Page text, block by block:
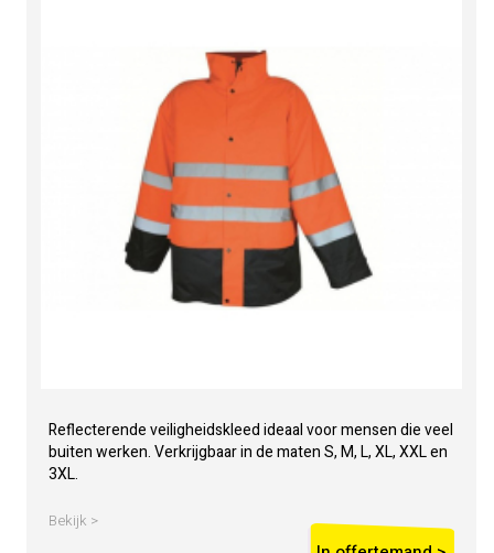
Reflecterende veiligheidskleed ideaal voor mensen die veel
buiten werken. Verkrijgbaar in de maten S, M, L, XL, XXL en
3XL.
Bekijk >